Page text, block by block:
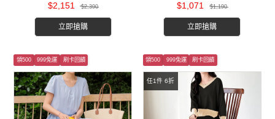
$2,151 $2,390
立即搶購
$1,071 $1,190
立即搶購
領500 999免運 刷卡回饋
任1件 6折
領500 999免運 刷卡回饋